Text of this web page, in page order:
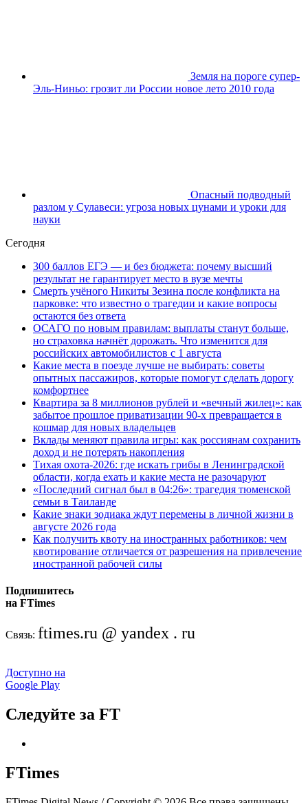
Земля на пороге супер-
Эль-Ниньо: грозит ли России новое лето 2010 года
Опасный подводный
разлом у Сулавеси: угроза новых цунами и уроки для
науки
Сегодня
300 баллов ЕГЭ — и без бюджета: почему высший
результат не гарантирует место в вузе мечты
Смерть учёного Никиты Зезина после конфликта на
парковке: что известно о трагедии и какие вопросы
остаются без ответа
ОСАГО по новым правилам: выплаты станут больше,
но страховка начнёт дорожать. Что изменится для
российских автомобилистов с 1 августа
Какие места в поезде лучше не выбирать: советы
опытных пассажиров, которые помогут сделать дорогу
комфортнее
Квартира за 8 миллионов рублей и «вечный жилец»: как
забытое прошлое приватизации 90-х превращается в
кошмар для новых владельцев
Вклады меняют правила игры: как россиянам сохранить
доход и не потерять накопления
Тихая охота-2026: где искать грибы в Ленинградской
области, когда ехать и какие места не разочаруют
«Последний сигнал был в 04:26»: трагедия тюменской
семьи в Таиланде
Какие знаки зодиака ждут перемены в личной жизни в
августе 2026 года
Как получить квоту на иностранных работников: чем
квотирование отличается от разрешения на привлечение
иностранной рабочей силы
Подпишитесь
на FTimes
Связь: ftimes.ru @ yandex . ru
Доступно на
Google Play
Следуйте за FT
FTimes